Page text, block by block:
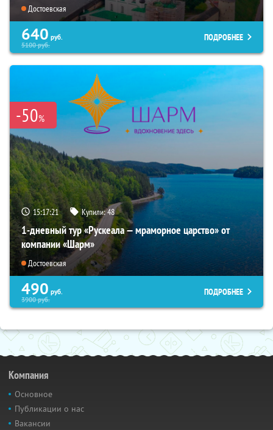
Достоевская
640 руб.
5100руб.
ПОДРОБНЕЕ
-50%
15:17:20 Купили:48
1-дневный тур «Рускеала — мраморное царство» от
компании «Шарм»
Достоевская
490 руб.
3900руб.
ПОДРОБНЕЕ
Компания
Основное
Публикации о нас
Вакансии